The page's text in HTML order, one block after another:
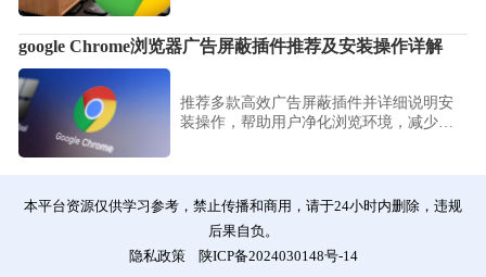
google Chrome浏览器广告屏蔽插件推荐及安装操作详解
推荐多款高效广告屏蔽插件并详细说明安
装操作，帮助用户净化浏览环境，减少广
本平台资源仅供学习参考，禁止传播和商用，请于24小时内删除，违规
后果自负。
隐私政策
陕ICP备2024030148号-14